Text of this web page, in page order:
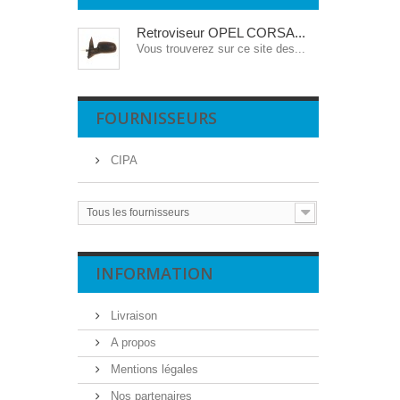
Retroviseur OPEL CORSA...
Vous trouverez sur ce site des...
FOURNISSEURS
CIPA
Tous les fournisseurs
INFORMATION
Livraison
A propos
Mentions légales
Nos partenaires